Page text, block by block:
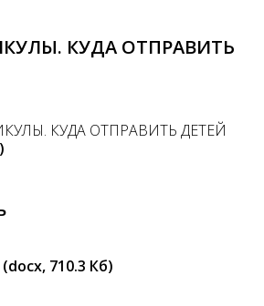
КУДА ОТПРАВИТЬ
КУДА ОТПРАВИТЬ ДЕТЕЙ
(docx, 710.3 Кб)